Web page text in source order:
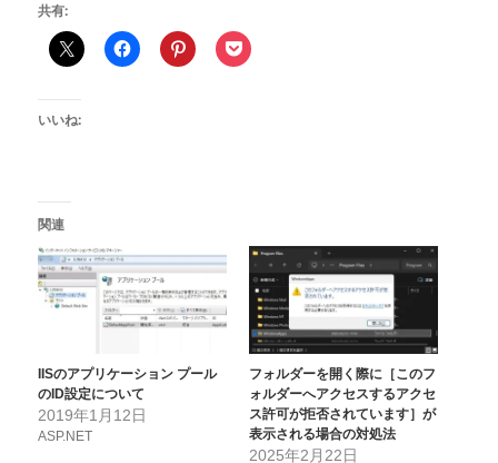
共有:
いいね:
関連
IISのアプリケーション プール
のID設定について
2019年1月12日
ASP.NET
フォルダーを開く際に［このフ
ォルダーへアクセスするアクセ
ス許可が拒否されています］が
表示される場合の対処法
2025年2月22日